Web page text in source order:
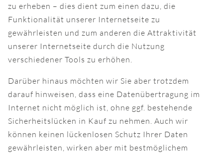
zu erheben – dies dient zum einen dazu, die
Funktionalität unserer Internetseite zu
gewährleisten und zum anderen die Attraktivität
unserer Internetseite durch die Nutzung
verschiedener Tools zu erhöhen.
Darüber hinaus möchten wir Sie aber trotzdem
darauf hinweisen, dass eine Datenübertragung im
Internet nicht möglich ist, ohne ggf. bestehende
Sicherheitslücken in Kauf zu nehmen. Auch wir
können keinen lückenlosen Schutz Ihrer Daten
gewährleisten, wirken aber mit bestmöglichem